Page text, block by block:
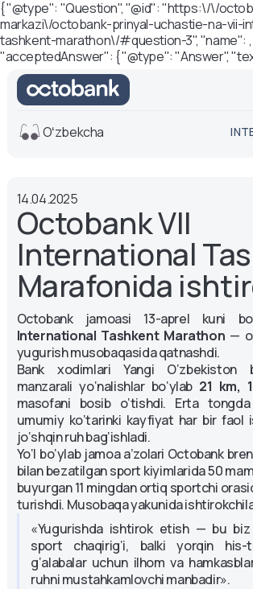
{ "@type": "Question", "@id": "https:\/\/
markazi\/octobank-prinyal-uchastie-na-vii-
tashkent-marathon\/#question-3", "name": ,
"acceptedAnswer": { "@type": "Answer",
O'rta
versiya
versiya
Ovoz
Matn o'lchami
Aa -
Aa
Aa +
Oʻzbekcha
14.04.2025
Octobank VII
International
Marafonida
Octobank jamoasi 13-aprel kuni
International Tashkent Marathon —
yugurish musobaqasida qatnashdi.
Bank xodimlari Yangi O‘zbekiston
manzarali yo‘nalishlar bo‘ylab 21 km,
masofani bosib o‘tishdi. Erta
umumiy ko‘tarinki kayfiyat har bir faol
jo‘shqin ruh bag‘ishladi.
Yo‘l bo‘ylab jamoa a’zolari Octobank
bilan bezatilgan sport kiyimlarida 50
buyurgan 11 mingdan ortiq sportchi
turishdi. Musobaqa yakunida
«Yugurishda ishtirok etish — bu
sport chaqirig‘i, balki yorqin his-
g‘alabalar uchun ilhom va
ruhni mustahkamlovchi manbadir».